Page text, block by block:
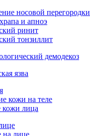
носовой перегородки
и апноэ
ринит
тонзиллит
демодекоз
язва
кожи на теле
кожи лица
на лице